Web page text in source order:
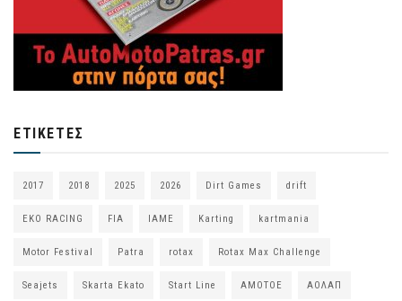
ΕΤΙΚΈΤΕΣ
2017 2018 2025 2026 Dirt Games drift
EKO RACING FIA IAME Karting kartmania
Motor Festival Patra rotax Rotax Max Challenge
Seajets Skarta Ekato Start Line ΑΜΟΤΟΕ ΑΟΛΑΠ